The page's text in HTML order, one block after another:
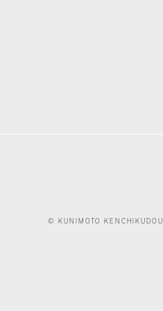
© KUNIMOTO KENCHIKUDOU